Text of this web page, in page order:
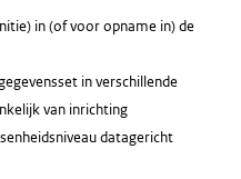
in (of voor opname in) de
in verschillende
van inrichting
datagericht